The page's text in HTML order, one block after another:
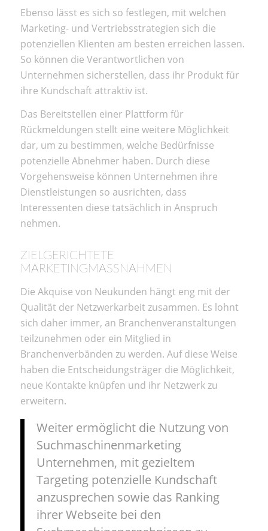
Ebenso lässt es sich so festlegen, mit welchen
Marketing- und Vertriebsstrategien sich die
potenziellen Klienten am besten erreichen lassen.
So können die Verantwortlichen von
Unternehmen sicherstellen, dass ihr Produkt für
ihre Kundschaft attraktiv ist.
Das Bereitstellen einer Plattform für
Rückmeldungen stellt eine weitere Möglichkeit
dar, um zu bestimmen, welche Bedürfnisse
potenzielle Abnehmer haben. Durch diese
Vorgehensweise können Unternehmen ihre
Dienstleistungen so ausrichten, dass
Interessenten diese tatsächlich in Anspruch
nehmen.
ZIELGERICHTETE
MARKETINGMASSNAHMEN
Die Akquise von Neukunden hängt eng mit der
Qualität der Netzwerkarbeit zusammen. Es lohnt
sich daher immer, an Branchenveranstaltungen
teilzunehmen oder ein Mitglied in
Branchenverbänden zu werden. Auf diese Weise
haben die Entscheidungsträger die Möglichkeit,
neue Kontakte knüpfen und ihr Netzwerk zu
erweitern.
Weiter ermöglicht die Nutzung von
Suchmaschinenmarketing
Unternehmen, mit gezieltem
Targeting potenzielle Kundschaft
anzusprechen sowie das Ranking
ihrer Webseite bei den